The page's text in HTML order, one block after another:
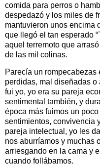
comida para perros o
despedazó y los miles de
mantuvieron unos encima
que llegó el tan esperado
aquel terremoto que
de las mil colinas.
Parecía un
perdidas, mal diseñadas
fui yo, yo era su pareja
sentimental también, y
época más fuimos un
sentimientos, convivencia
pareja intelectual, yo les
nos aburríamos y muchas
arriesgando en la cama y
cuando follábamos.